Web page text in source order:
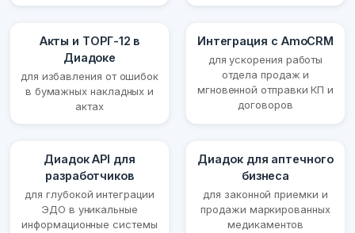
Акты и ТОРГ-12 в
Диадоке
для избавления от ошибок
в бумажных накладных и
актах
Интеграция с AmoCRM
для ускорения работы
отдела продаж и
мгновенной отправки КП и
договоров
Диадок API для
разработчиков
для глубокой интеграции
ЭДО в уникальные
информационные системы
Диадок для аптечного
бизнеса
для законной приемки и
продажи маркированных
медикаментов